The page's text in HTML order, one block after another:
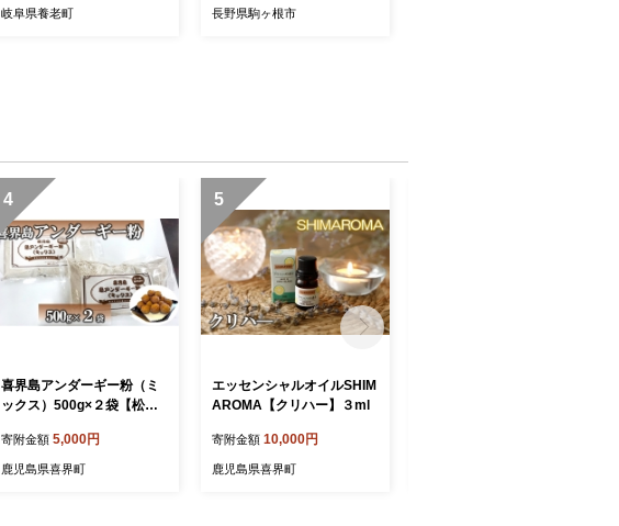
4219】
岐阜県養老町
末青汁 ヘルシー青汁 健康青
長野県駒ヶ根市
4
喜界島アンダーギー粉（ミ
ックス）500g×２袋【松村
寄附金額 5,000円
鹿児島県喜界町
5
エッセンシャルオイルSHIM
AROMA【クリハー】３ml
寄附金額 10,000円
鹿児島県喜界町